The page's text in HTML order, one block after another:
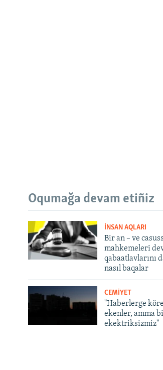
Oqumağa devam etiñiz
İNSAN AQLARI
Bir an – ve
mahkemeleri
qabaatlavlarını
nasıl baqalar
CEMİYET
"Haberlerge
ekenler, amma
ekektriksizmiz"